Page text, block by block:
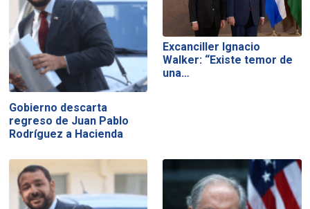
Gobierno descarta
regreso de Juan Pablo
Rodríguez a Hacienda
Excanciller Ignacio
Walker: “Existe temor de
una…